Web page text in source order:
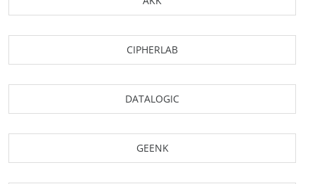
CIPHERLAB
DATALOGIC
GEENK